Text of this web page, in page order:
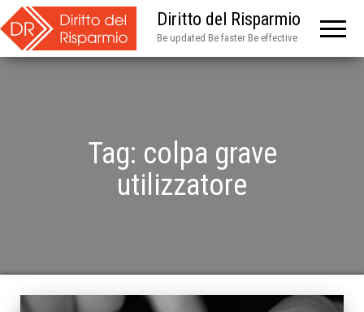
Diritto del Risparmio
Be updated Be faster Be effective
Tag: colpa grave
utilizzatore